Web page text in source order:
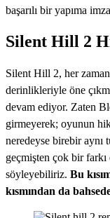
başarılı bir yapıma
Silent Hill 2
Silent Hill 2, her
derinlikleriyle öne
devam ediyor. Zaten
girmeyerek; oyunun
neredeyse birebir
geçmişten çok bir farkı
söyleyebiliriz. Bu
kısmından da